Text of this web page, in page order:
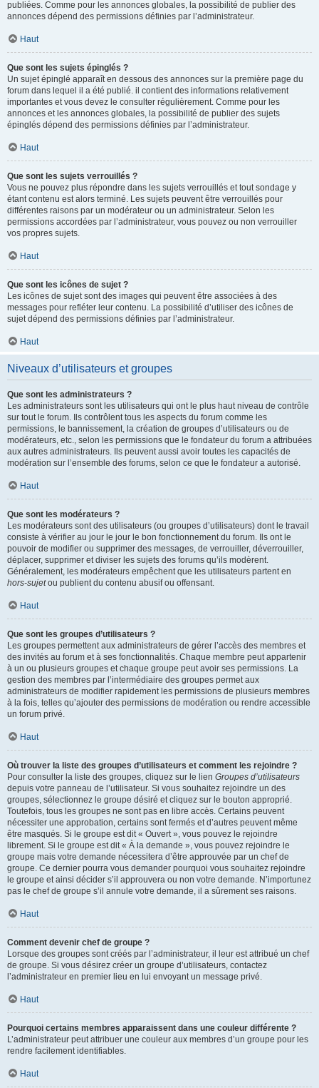
publiées. Comme pour les annonces globales, la possibilité de publier des
annonces dépend des permissions définies par l’administrateur.
Haut
Que sont les sujets épinglés ?
Un sujet épinglé apparaît en dessous des annonces sur la première page du
forum dans lequel il a été publié. il contient des informations relativement
importantes et vous devez le consulter régulièrement. Comme pour les
annonces et les annonces globales, la possibilité de publier des sujets
épinglés dépend des permissions définies par l’administrateur.
Haut
Que sont les sujets verrouillés ?
Vous ne pouvez plus répondre dans les sujets verrouillés et tout sondage y
étant contenu est alors terminé. Les sujets peuvent être verrouillés pour
différentes raisons par un modérateur ou un administrateur. Selon les
permissions accordées par l’administrateur, vous pouvez ou non verrouiller
vos propres sujets.
Haut
Que sont les icônes de sujet ?
Les icônes de sujet sont des images qui peuvent être associées à des
messages pour refléter leur contenu. La possibilité d’utiliser des icônes de
sujet dépend des permissions définies par l’administrateur.
Haut
Niveaux d’utilisateurs et groupes
Que sont les administrateurs ?
Les administrateurs sont les utilisateurs qui ont le plus haut niveau de contrôle
sur tout le forum. Ils contrôlent tous les aspects du forum comme les
permissions, le bannissement, la création de groupes d’utilisateurs ou de
modérateurs, etc., selon les permissions que le fondateur du forum a attribuées
aux autres administrateurs. Ils peuvent aussi avoir toutes les capacités de
modération sur l’ensemble des forums, selon ce que le fondateur a autorisé.
Haut
Que sont les modérateurs ?
Les modérateurs sont des utilisateurs (ou groupes d’utilisateurs) dont le travail
consiste à vérifier au jour le jour le bon fonctionnement du forum. Ils ont le
pouvoir de modifier ou supprimer des messages, de verrouiller, déverrouiller,
déplacer, supprimer et diviser les sujets des forums qu’ils modèrent.
Généralement, les modérateurs empêchent que les utilisateurs partent en
hors-sujetou publient du contenu abusif ou offensant.
Haut
Que sont les groupes d’utilisateurs ?
Les groupes permettent aux administrateurs de gérer l’accès des membres et
des invités au forum et à ses fonctionnalités. Chaque membre peut appartenir
à un ou plusieurs groupes et chaque groupe peut avoir ses permissions. La
gestion des membres par l’intermédiaire des groupes permet aux
administrateurs de modifier rapidement les permissions de plusieurs membres
à la fois, telles qu’ajouter des permissions de modération ou rendre accessible
un forum privé.
Haut
Où trouver la liste des groupes d’utilisateurs et comment les rejoindre ?
Pour consulter la liste des groupes, cliquez sur le lien Groupes d’utilisateurs
depuis votre panneau de l’utilisateur. Si vous souhaitez rejoindre un des
groupes, sélectionnez le groupe désiré et cliquez sur le bouton approprié.
Toutefois, tous les groupes ne sont pas en libre accès. Certains peuvent
nécessiter une approbation, certains sont fermés et d’autres peuvent même
être masqués. Si le groupe est dit « Ouvert », vous pouvez le rejoindre
librement. Si le groupe est dit « À la demande », vous pouvez rejoindre le
groupe mais votre demande nécessitera d’être approuvée par un chef de
groupe. Ce dernier pourra vous demander pourquoi vous souhaitez rejoindre
le groupe et ainsi décider s’il approuvera ou non votre demande. N’importunez
pas le chef de groupe s’il annule votre demande, il a sûrement ses raisons.
Haut
Comment devenir chef de groupe ?
Lorsque des groupes sont créés par l’administrateur, il leur est attribué un chef
de groupe. Si vous désirez créer un groupe d’utilisateurs, contactez
l’administrateur en premier lieu en lui envoyant un message privé.
Haut
Pourquoi certains membres apparaissent dans une couleur différente ?
L’administrateur peut attribuer une couleur aux membres d’un groupe pour les
rendre facilement identifiables.
Haut